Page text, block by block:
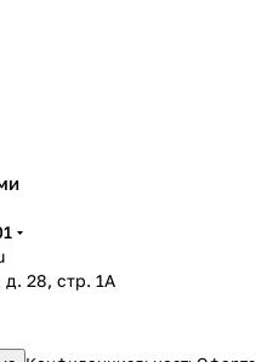
д. 28, стр. 1А